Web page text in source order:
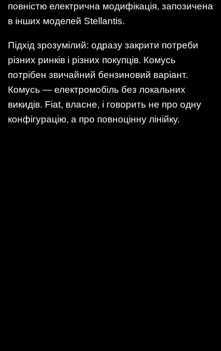
повністю електрична модифікація, запозичена
в інших моделей Stellantis.
Підхід зрозумілий: одразу закрити потреби
різних ринків і різних покупців. Комусь
потрібен звичайний бензиновий варіант.
Комусь — електромобіль без локальних
викидів. Fiat, власне, і говорить не про одну
конфігурацію, а про повноцінну лінійку.